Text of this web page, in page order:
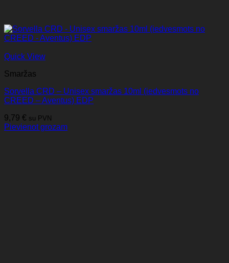
Quick View
Smaržas
Sorvella CRD – Unisex smaržas 10ml (iedvesmots no
CREED – Aventus) EDP
9,79 € su PVN
Pievienot grozam